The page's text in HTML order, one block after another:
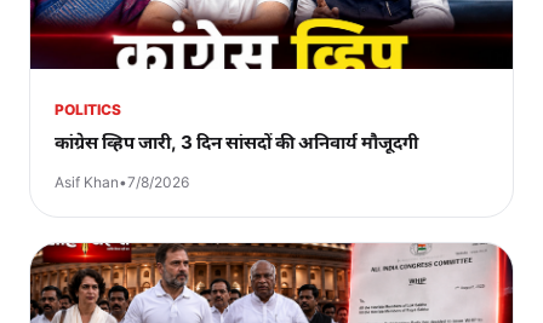
POLITICS
कांग्रेस व्हिप जारी, 3 दिन सांसदों की अनिवार्य मौजूदगी
Asif Khan•7/8/2026